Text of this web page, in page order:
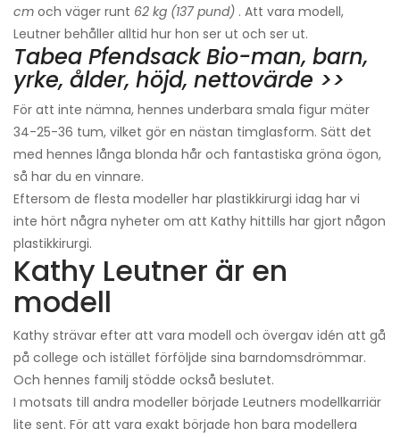
cm och väger runt 62 kg (137 pund) . Att vara modell,
Leutner behåller alltid hur hon ser ut och ser ut.
Tabea Pfendsack Bio-man, barn,
yrke, ålder, höjd, nettovärde >>
För att inte nämna, hennes underbara smala figur mäter
34-25-36 tum, vilket gör en nästan timglasform. Sätt det
med hennes långa blonda hår och fantastiska gröna ögon,
så har du en vinnare.
Eftersom de flesta modeller har plastikkirurgi idag har vi
inte hört några nyheter om att Kathy hittills har gjort någon
plastikkirurgi.
Kathy Leutner är en
modell
Kathy strävar efter att vara modell och övergav idén att gå
på college och istället förföljde sina barndomsdrömmar.
Och hennes familj stödde också beslutet.
I motsats till andra modeller började Leutners modellkarriär
lite sent. För att vara exakt började hon bara modellera